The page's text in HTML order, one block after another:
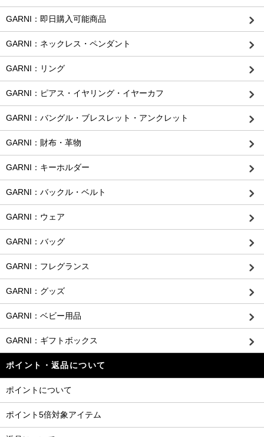
GARNI：即日購入可能商品
GARNI：ネックレス・ペンダント
GARNI：リング
GARNI：ピアス・イヤリング・イヤーカフ
GARNI：バングル・ブレスレット・アンクレット
GARNI：財布・革物
GARNI：キーホルダー
GARNI：バックル・ベルト
GARNI：ウェア
GARNI：バッグ
GARNI：フレグランス
GARNI：グッズ
GARNI：ベビー用品
GARNI：ギフトボックス
ポイント・返品について
ポイントについて
ポイント5倍対象アイテム